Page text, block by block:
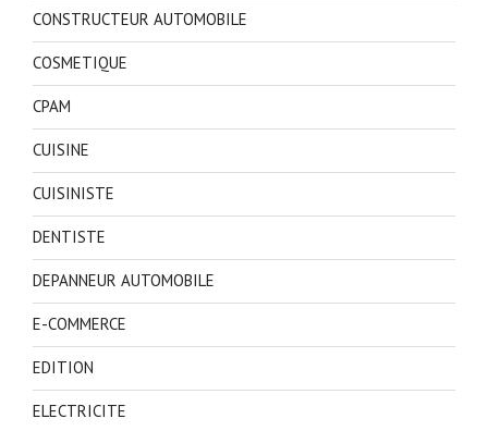
CONSTRUCTEUR AUTOMOBILE
COSMETIQUE
CPAM
CUISINE
CUISINISTE
DENTISTE
DEPANNEUR AUTOMOBILE
E-COMMERCE
EDITION
ELECTRICITE